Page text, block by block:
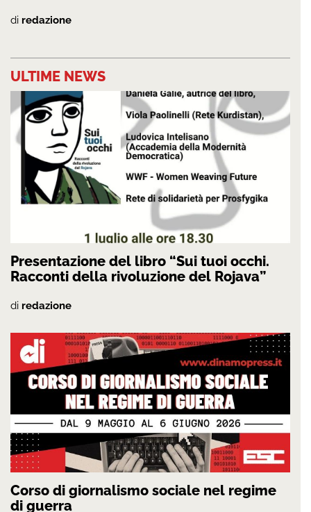
di redazione
ULTIME NEWS
Presentazione del libro “Sui tuoi occhi.
Racconti della rivoluzione del Rojava”
di redazione
Corso di giornalismo sociale nel regime
di guerra